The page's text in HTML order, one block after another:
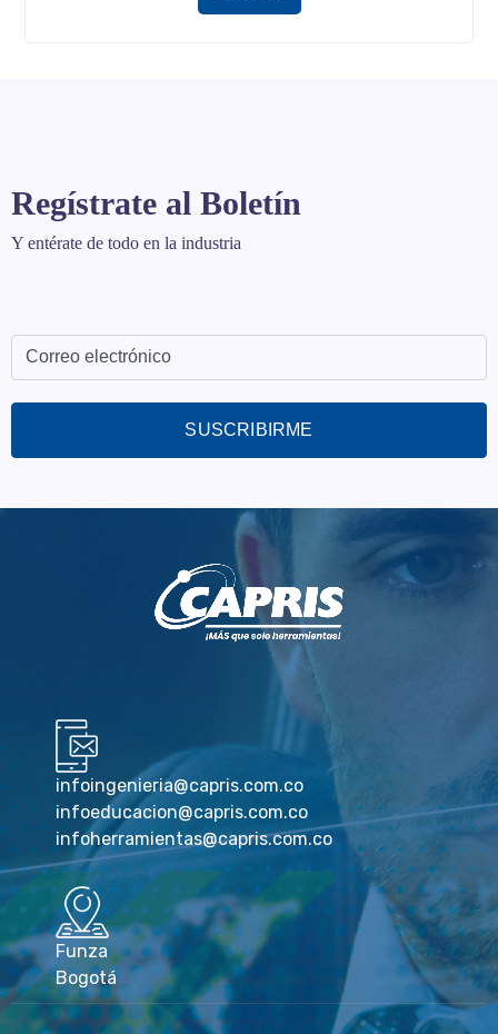
Regístrate al Boletín
Y entérate de todo en la industria
SUSCRIBIRME
infoingenieria@capris.com.co
infoeducacion@capris.com.co
infoherramientas@capris.com.co
Funza
Bogotá